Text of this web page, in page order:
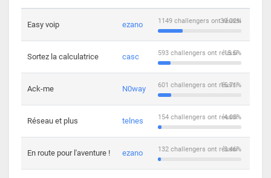
Easy voip ezano 30.02%
1149 challengers ont réussi
Sortez la calculatrice casc 15.5%
593 challengers ont réussi
Ack-me N0way 15.71%
601 challengers ont réussi
Réseau et plus telnes 4.03%
154 challengers ont réussi
En route pour l'aventure ! ezano 3.46%
132 challengers ont réussi